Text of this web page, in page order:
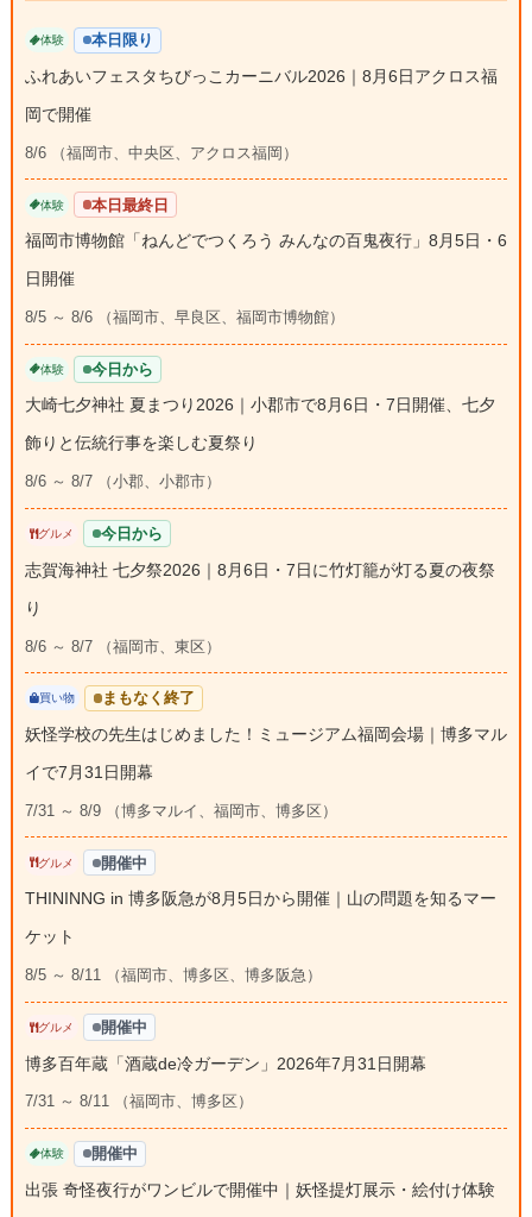
体験 本日限り
ふれあいフェスタちびっこカーニバル2026｜8月6日アクロス福
岡で開催
8/6 （福岡市、中央区、アクロス福岡）
体験 本日最終日
福岡市博物館「ねんどでつくろう みんなの百鬼夜行」8月5日・6
日開催
8/5 ～ 8/6 （福岡市、早良区、福岡市博物館）
体験 今日から
大崎七夕神社 夏まつり2026｜小郡市で8月6日・7日開催、七夕
飾りと伝統行事を楽しむ夏祭り
8/6 ～ 8/7 （小郡、小郡市）
グルメ 今日から
志賀海神社 七夕祭2026｜8月6日・7日に竹灯籠が灯る夏の夜祭
り
8/6 ～ 8/7 （福岡市、東区）
買い物 まもなく終了
妖怪学校の先生はじめました！ミュージアム福岡会場｜博多マル
イで7月31日開幕
7/31 ～ 8/9 （博多マルイ、福岡市、博多区）
グルメ 開催中
THININNG in 博多阪急が8月5日から開催｜山の問題を知るマー
ケット
8/5 ～ 8/11 （福岡市、博多区、博多阪急）
グルメ 開催中
博多百年蔵「酒蔵de冷ガーデン」2026年7月31日開幕
7/31 ～ 8/11 （福岡市、博多区）
体験 開催中
出張 奇怪夜行がワンビルで開催中｜妖怪提灯展示・絵付け体験